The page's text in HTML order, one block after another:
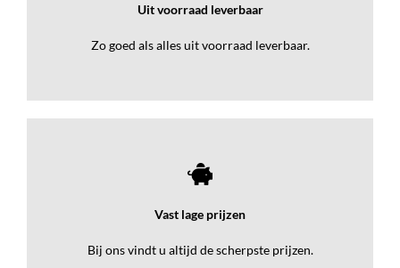
Uit voorraad leverbaar
Zo goed als alles uit voorraad leverbaar.
Vast lage prijzen
Bij ons vindt u altijd de scherpste prijzen.